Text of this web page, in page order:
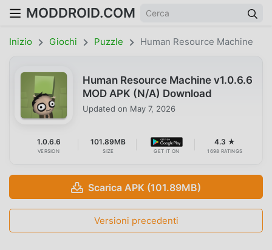
MODDROID.COM
Inizio Giochi Puzzle Human Resource Machine
Human Resource Machine v1.0.6.6
MOD APK (N/A) Download
Updated on May 7, 2026
1.0.6.6
VERSION
101.89MB
SIZE GET IT ON
4.3 ★
1698 RATINGS
Scarica APK (101.89MB)
Versioni precedenti